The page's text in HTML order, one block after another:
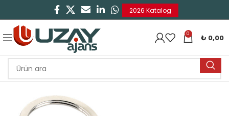
2026 Katalog
0 ₺ 0,00